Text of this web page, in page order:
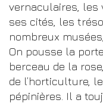
vernaculaires, les
ses cités, les
nombreux
On pousse la
berceau de la
de l’horticulture,
pépinières. Il a